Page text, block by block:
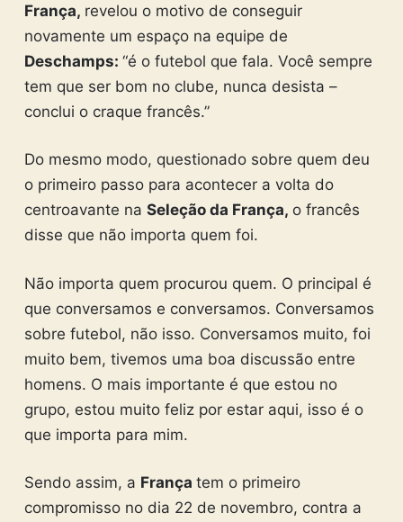
França, revelou o motivo de conseguir
novamente um espaço na equipe de
Deschamps: “é o futebol que fala. Você sempre
tem que ser bom no clube, nunca desista –
conclui o craque francês.”
Do mesmo modo, questionado sobre quem deu
o primeiro passo para acontecer a volta do
centroavante na Seleção da França, o francês
disse que não importa quem foi.
Não importa quem procurou quem. O principal é
que conversamos e conversamos. Conversamos
sobre futebol, não isso. Conversamos muito, foi
muito bem, tivemos uma boa discussão entre
homens. O mais importante é que estou no
grupo, estou muito feliz por estar aqui, isso é o
que importa para mim.
Sendo assim, a França tem o primeiro
compromisso no dia 22 de novembro, contra a